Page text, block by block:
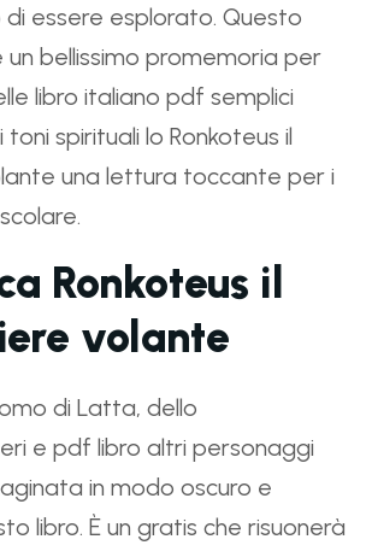
essere esplorato. Questo
un bellissimo promemoria per
libro italiano pdf semplici
spirituali lo Ronkoteus il
una lettura toccante per i
Ronkoteus il
volante
di Latta, dello
e pdf libro altri personaggi
in modo oscuro e
libro. È un gratis che risuonerà